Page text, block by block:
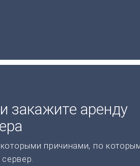
закажите аренду
причинами, по